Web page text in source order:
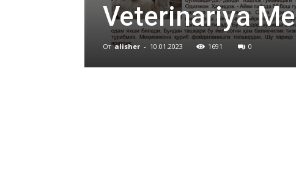
Veterinariya
От alisher - 10.01.2023 1691 0